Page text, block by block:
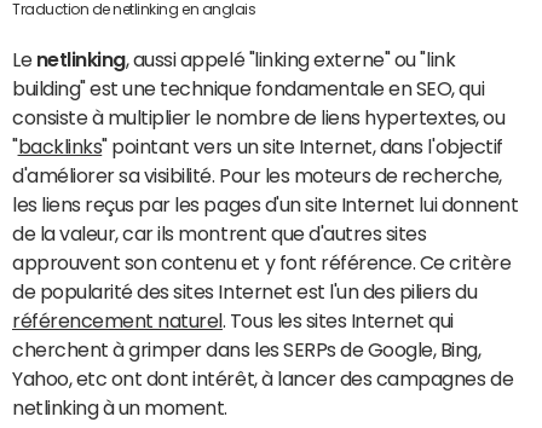
Traduction de netlinking en anglais
Le netlinking, aussi appelé "linking externe" ou "link
building" est une technique fondamentale en SEO, qui
consiste à multiplier le nombre de liens hypertextes, ou
"backlinks" pointant vers un site Internet, dans l'objectif
d'améliorer sa visibilité. Pour les moteurs de recherche,
les liens reçus par les pages d'un site Internet lui donnent
de la valeur, car ils montrent que d'autres sites
approuvent son contenu et y font référence. Ce critère
de popularité des sites Internet est l'un des piliers du
référencement naturel
. Tous les sites Internet qui
cherchent à grimper dans les SERPs de Google, Bing,
Yahoo, etc ont dont intérêt, à lancer des campagnes de
netlinking à un moment.